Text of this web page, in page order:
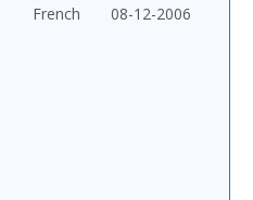
French 08-12-2006